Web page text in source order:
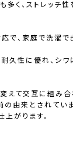
く、ストレッチ
で、家庭で洗濯で
久性に優れ、シワ
えて交互に組み合
由来とされてい
がります。